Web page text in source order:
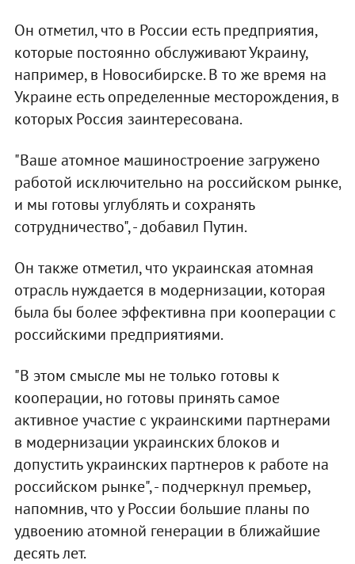
Он отметил, что в России есть предприятия,
которые постоянно обслуживают Украину,
например, в Новосибирске. В то же время на
Украине есть определенные месторождения, в
которых Россия заинтересована.
"Ваше атомное машиностроение загружено
работой исключительно на российском рынке,
и мы готовы углублять и сохранять
сотрудничество", - добавил Путин.
Он также отметил, что украинская атомная
отрасль нуждается в модернизации, которая
была бы более эффективна при кооперации с
российскими предприятиями.
"В этом смысле мы не только готовы к
кооперации, но готовы принять самое
активное участие с украинскими партнерами
в модернизации украинских блоков и
допустить украинских партнеров к работе на
российском рынке", - подчеркнул премьер,
напомнив, что у России большие планы по
удвоению атомной генерации в ближайшие
десять лет.